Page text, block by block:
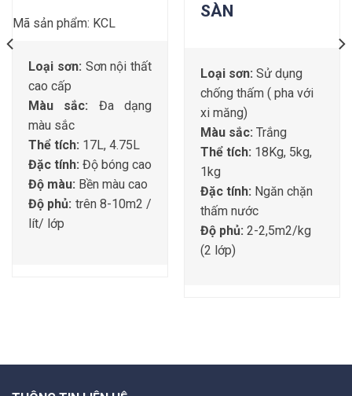
Mã sản phẩm: KCL
Loại sơn: Sơn nội thất
cao cấp
Màu sắc: Đa dạng
màu sắc
Thể tích: 17L, 4.75L
Đặc tính: Độ bóng cao
Độ màu: Bền màu cao
Độ phủ: trên 8-10m2 /
lít/ lớp
SÀN
Loại sơn: Sử dụng
chống thấm ( pha với
xi măng)
Màu sắc: Trắng
Thể tích: 18Kg, 5kg,
1kg
Đặc tính: Ngăn chặn
thấm nước
Độ phủ: 2-2,5m2/kg
(2 lớp)